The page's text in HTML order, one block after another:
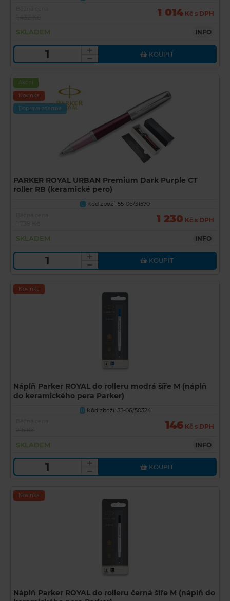
1 014 Kč s DPH
SKLADEM INFO
KOUPIT
Akční
Novinka
Doprava zdarma
PARKER ROYAL URBAN Premium Dark Purple CT
roller RB (keramické pero)
U
Kód zboží: 55-06/31570
1 230 Kč s DPH
SKLADEM INFO
KOUPIT
Novinka
Náplň Parker ROYAL do rolleru modrá šíře M (náplň
do keramického pera Parker)
U Kód zboží: 55-06/50324
146 Kč s DPH
SKLADEM INFO
KOUPIT
Novinka
Náplň Parker ROYAL do rolleru černá šíře M (náplň do